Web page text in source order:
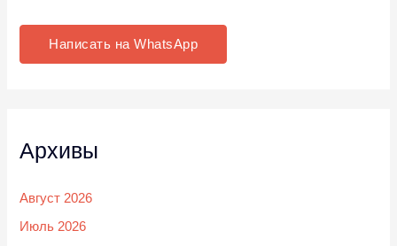
Написать на WhatsApp
Архивы
Август 2026
Июль 2026